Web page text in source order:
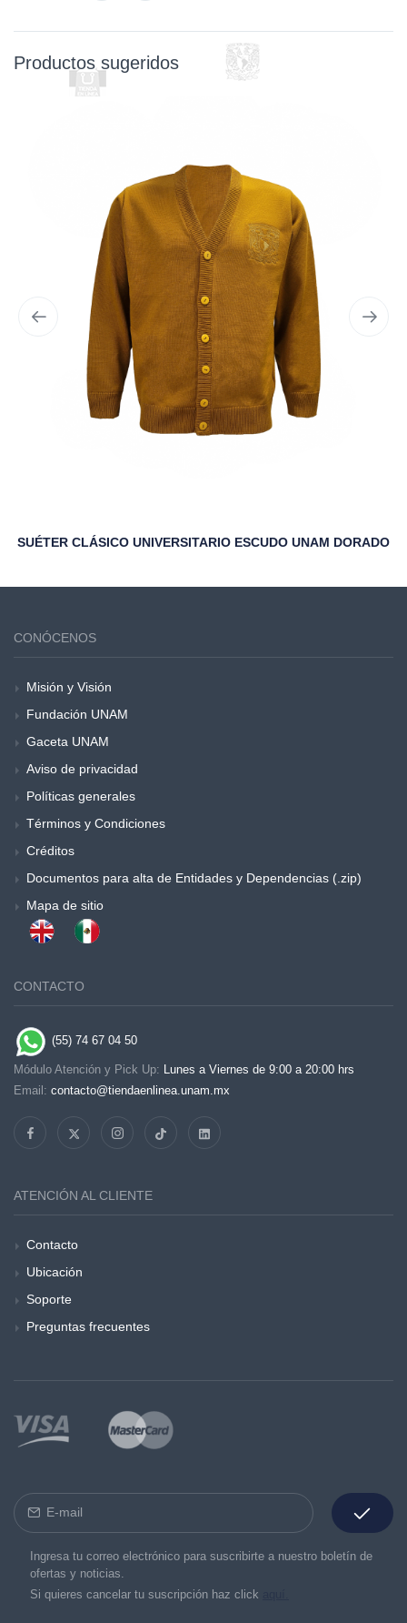
Productos sugeridos
SUÉTER CLÁSICO UNIVERSITARIO ESCUDO UNAM DORADO
CONÓCENOS
Misión y Visión
Fundación UNAM
Gaceta UNAM
Aviso de privacidad
Políticas generales
Términos y Condiciones
Créditos
Documentos para alta de Entidades y Dependencias (.zip)
Mapa de sitio
CONTACTO
(55) 74 67 04 50
Módulo Atención y Pick Up: Lunes a Viernes de 9:00 a 20:00 hrs
Email: contacto@tiendaenlinea.unam.mx
ATENCIÓN AL CLIENTE
Contacto
Ubicación
Soporte
Preguntas frecuentes
Ingresa tu correo electrónico para suscribirte a nuestro boletín de
ofertas y noticias.
Si quieres cancelar tu suscripción haz click